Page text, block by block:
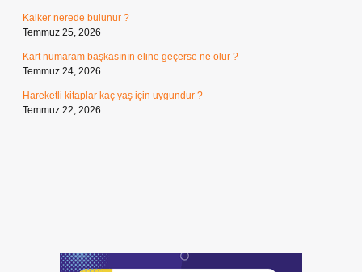
Kalker nerede bulunur ?
Temmuz 25, 2026
Kart numaram başkasının eline geçerse ne olur ?
Temmuz 24, 2026
Hareketli kitaplar kaç yaş için uygundur ?
Temmuz 22, 2026